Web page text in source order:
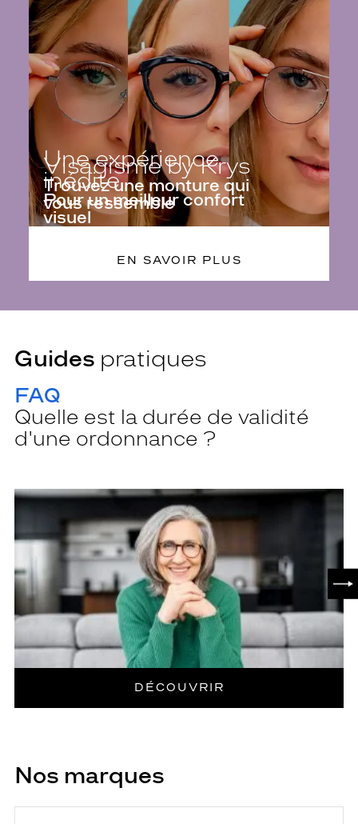
Visagisme by Krys
Trouvez une monture qui
vous ressemble
Une expérience
inédite
Pour un meilleur confort
visuel
EN SAVOIR PLUS
Guides pratiques
FAQ
Quelle est la durée de validité
d'une ordonnance ?
DÉCOUVRIR
Nos marques